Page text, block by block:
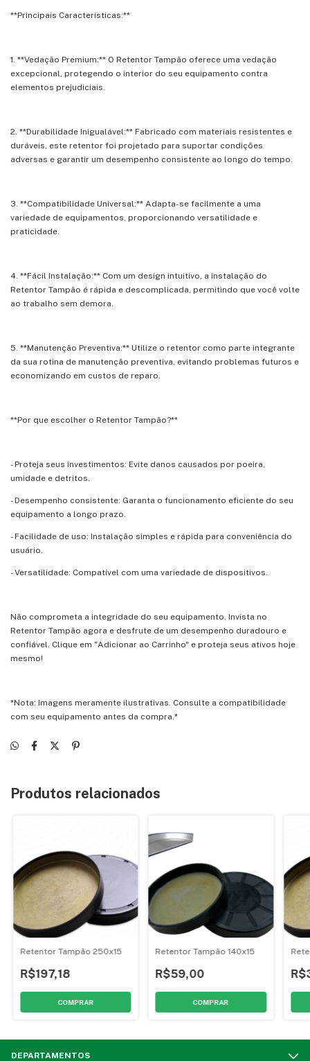
**Principais Características:**
1. **Vedação Premium:** O Retentor Tampão oferece uma vedação
excepcional, protegendo o interior do seu equipamento contra
elementos prejudiciais.
2. **Durabilidade Inigualável:** Fabricado com materiais resistentes e
duráveis, este retentor foi projetado para suportar condições
adversas e garantir um desempenho consistente ao longo do tempo.
3. **Compatibilidade Universal:** Adapta-se facilmente a uma
variedade de equipamentos, proporcionando versatilidade e
praticidade.
4. **Fácil Instalação:** Com um design intuitivo, a instalação do
Retentor Tampão é rápida e descomplicada, permitindo que você volte
ao trabalho sem demora.
5. **Manutenção Preventiva:** Utilize o retentor como parte integrante
da sua rotina de manutenção preventiva, evitando problemas futuros e
economizando em custos de reparo.
**Por que escolher o Retentor Tampão?**
- Proteja seus investimentos: Evite danos causados por poeira,
umidade e detritos.
- Desempenho consistente: Garanta o funcionamento eficiente do seu
equipamento a longo prazo.
- Facilidade de uso: Instalação simples e rápida para conveniência do
usuário.
- Versatilidade: Compatível com uma variedade de dispositivos.
Não comprometa a integridade do seu equipamento. Invista no
Retentor Tampão agora e desfrute de um desempenho duradouro e
confiável. Clique em "Adicionar ao Carrinho" e proteja seus ativos hoje
mesmo!
*Nota: Imagens meramente ilustrativas. Consulte a compatibilidade
com seu equipamento antes da compra.*
Produtos relacionados
Retentor Tampão 250x15
R$197,18
Retentor Tampão 140x15
R$59,00
DEPARTAMENTOS